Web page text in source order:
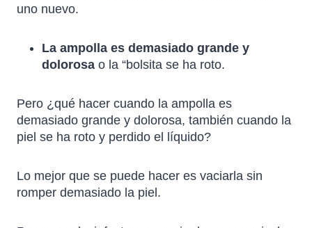
uno nuevo.
La ampolla es demasiado grande y
dolorosa o la “bolsita se ha roto.
Pero ¿qué hacer cuando la ampolla es
demasiado grande y dolorosa, también cuando la
piel se ha roto y perdido el líquido?
Lo mejor que se puede hacer es vaciarla sin
romper demasiado la piel.